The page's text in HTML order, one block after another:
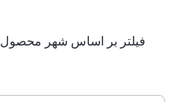
فیلتر بر اساس شهر محصول